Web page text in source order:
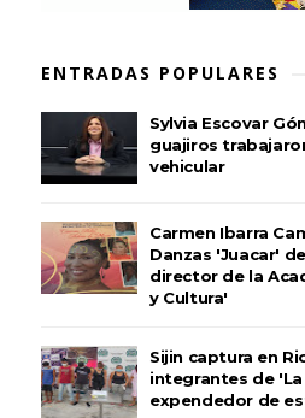
ENTRADAS POPULARES
Sylvia Escovar
guajiros
vehicular
Carmen Ibarra
Danzas 'Juacar'
director de la
y Cultura'
Sijin captura en
integrantes de
expendedor de